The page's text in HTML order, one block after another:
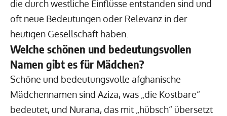
die durch westliche Einflüsse entstanden sind und
oft neue Bedeutungen oder Relevanz in der
heutigen Gesellschaft haben.
Welche schönen und bedeutungsvollen
Namen gibt es für Mädchen?
Schöne und bedeutungsvolle afghanische
Mädchennamen sind Aziza, was „die Kostbare“
bedeutet, und Nurana, das mit „hübsch“ übersetzt